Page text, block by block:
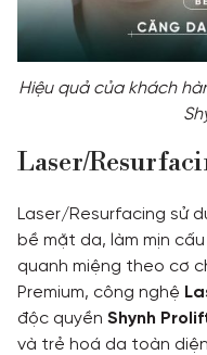
Hiệu quả của khách
Laser/
Laser/Resurfacing sử
bề mặt da, làm mịn
quanh miệng theo cơ
Premium, công nghệ
độc quyền Shynh
và trẻ hoá da toàn